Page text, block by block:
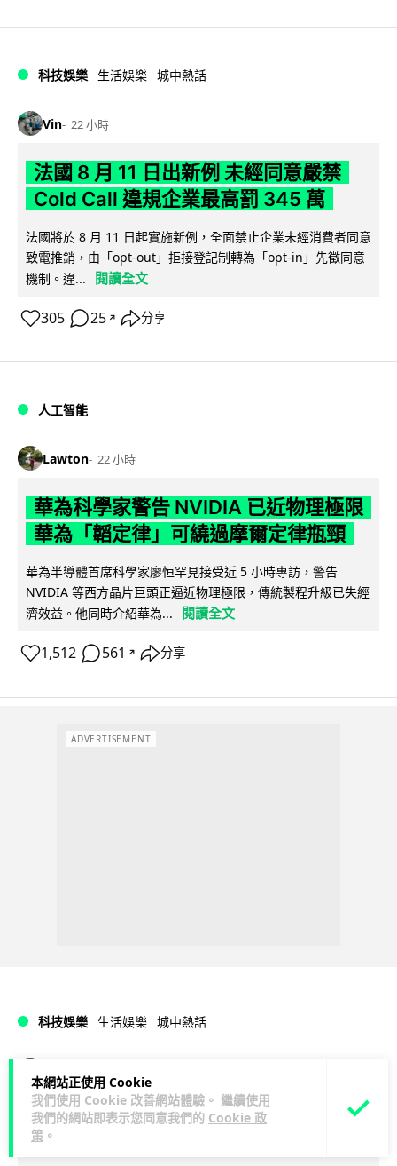
本網站正使用 Cookie
我們使用 Cookie 改善網站體驗。 繼續使用
我們的網站即表示您同意我們的 Cookie 政
策 。
科技娛樂 生活娛樂 城中熱話
Vin 22 小時
法國 8 月 11 日出新例 未經同意嚴禁
Cold Call 違規企業最高罰 345 萬
法國將於 8 月 11 日起實施新例，全面禁止企業未經消費者同意
致電推銷，由「opt-out」拒接登記制轉為「opt-in」先徵同意
機制。違...
閱讀全文
305 25 ↗ 分享
人工智能
Lawton 22 小時
華為科學家警告 NVIDIA 已近物理極限
華為「韜定律」可繞過摩爾定律瓶頸
華為半導體首席科學家廖恒罕見接受近 5 小時專訪，警告
NVIDIA 等西方晶片巨頭正逼近物理極限，傳統製程升級已失經
濟效益。他同時介紹華為...
閱讀全文
1,512 561 ↗ 分享
ADVERTISEMENT
科技娛樂 生活娛樂 城中熱話
家長無得慳錢買二手書 電子啟動碼鎖死
二手教科書 學生無法做功課